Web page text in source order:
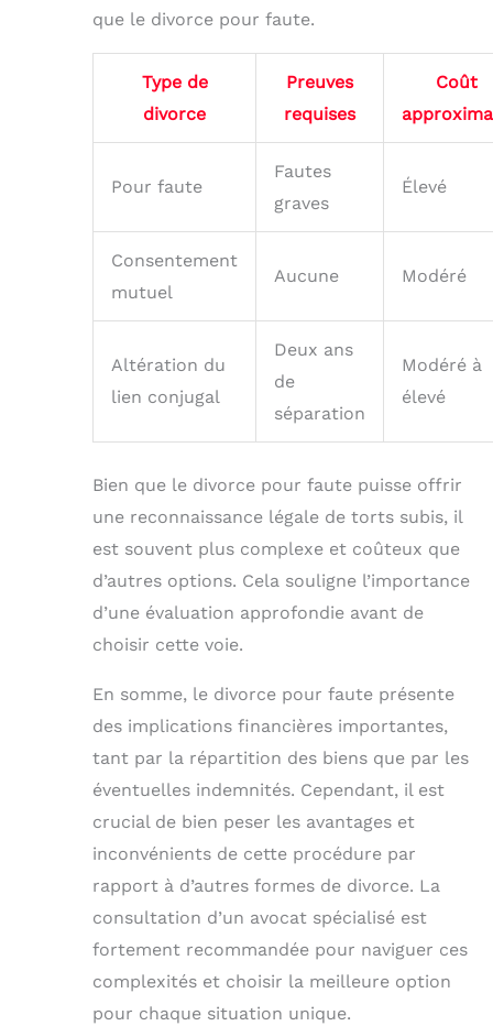
que le divorce pour faute.
Type de
divorce
Preuves
requises
Coût
Pour faute
Fautes
graves
Élevé
Consentement
mutuel
Aucune Modéré
Altération du
lien conjugal
Deux ans
de
séparation
Modéré à
élevé
Bien que le divorce pour faute puisse offrir
une reconnaissance légale de torts subis, il
est souvent plus complexe et coûteux que
d’autres options. Cela souligne l’importance
d’une évaluation approfondie avant de
choisir cette voie.
En somme, le divorce pour faute présente
des implications financières importantes,
tant par la répartition des biens que par les
éventuelles indemnités. Cependant, il est
crucial de bien peser les avantages et
inconvénients de cette procédure par
rapport à d’autres formes de divorce. La
consultation d’un avocat spécialisé est
fortement recommandée pour naviguer ces
complexités et choisir la meilleure option
pour chaque situation unique.